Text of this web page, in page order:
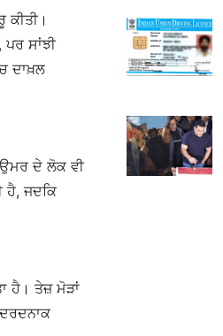
ਸਾਂਝੀ
ਦਾਖ਼ਲ
ਉਮਰ ਦੇ ਲੋਕ ਵੀ
ਹੈ, ਜਦਕਿ
ਹੈ। ਤੇਜ਼ ਮੋੜਾਂ